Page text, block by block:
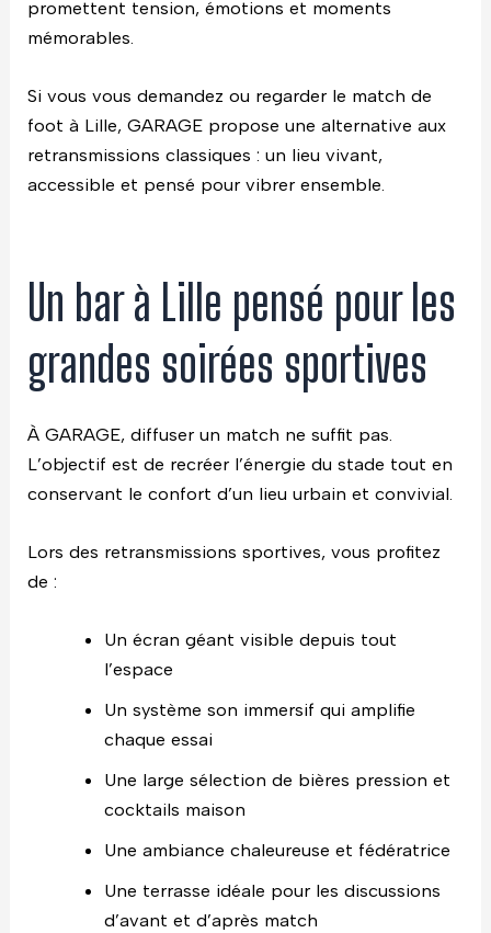
promettent tension, émotions et moments
mémorables.
Si vous vous demandez ou regarder le match de
foot à Lille, GARAGE propose une alternative aux
retransmissions classiques : un lieu vivant,
accessible et pensé pour vibrer ensemble.
Un bar à Lille pensé pour les
grandes soirées sportives
À GARAGE, diffuser un match ne suffit pas.
L’objectif est de recréer l’énergie du stade tout en
conservant le confort d’un lieu urbain et convivial.
Lors des retransmissions sportives, vous profitez
de :
Un écran géant visible depuis tout
l’espace
Un système son immersif qui amplifie
chaque essai
Une large sélection de bières pression et
cocktails maison
Une ambiance chaleureuse et fédératrice
Une terrasse idéale pour les discussions
d’avant et d’après match